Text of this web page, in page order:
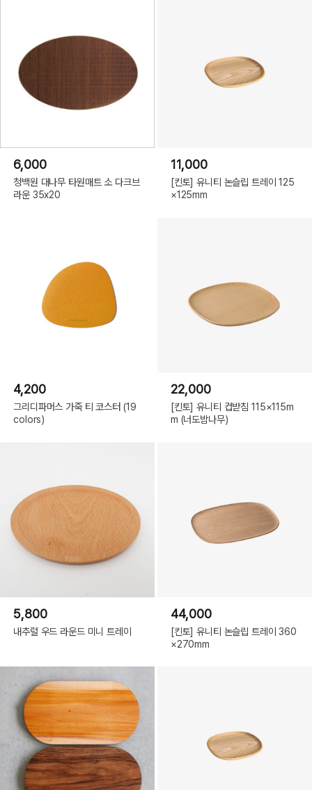
6,000
청백원 대나무 타원매트 소 다크브
라운 35x20
11,000
[킨토] 유니티 논슬립 트레이 125
×125mm
4,200
그리디파머스 가죽 티 코스터 (19
colors)
22,000
[킨토] 유니티 컵받침 115×115m
m (너도밤나무)
5,800
내추럴 우드 라운드 미니 트레이
44,000
[킨토] 유니티 논슬립 트레이 360
×270mm